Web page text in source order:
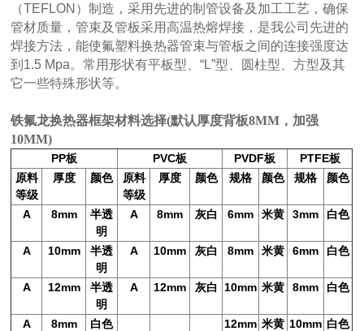
（TEFLON）制造，采用先进的制管设备及加工工艺，确保
管材质量，管束及管板采用高温热熔焊接，是我公司先进的
焊接方法，能使氟塑料换热器管束与管板之间的连接强度达
到1.5 Mpa。常用形状有平板型、“L”型、圆柱型、方型及其
它一些特殊形状等。
铁氟龙换热器框架材料选择(默认厚度背板8MM，加强
10MM)
PP板 PVC板 PVDF板 PTFE板
原料
等级
厚度 颜色
原料
等级
厚度 颜色 规格 颜色 规格 颜色
A 8mm
半透
明
A 8mm 灰白 6mm 米黄 3mm 白色
A 10mm
半透
明
A 10mm 灰白 8mm 米黄 6mm 白色
A 12mm
半透
明
A 12mm 灰白 10mm 米黄 8mm 白色
A 8mm 白色 12mm 米黄 10mm 白色